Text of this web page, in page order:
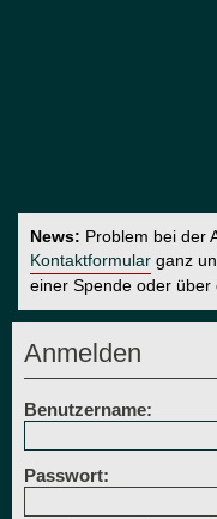
News: Problem bei der
Kontaktformular ganz
einer Spende oder
Anmelden
Benutzername:
Passwort: